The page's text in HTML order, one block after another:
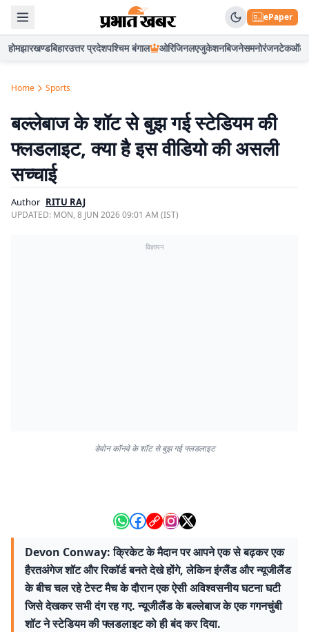
ePaper
होमझारखण्डबिहारउत्तर प्रदेशपश्चिम बंगाल ओरिजिनलएजुकेशनबिजनेसमनोरंजनटेकऑटो
Home Sports
बल्लेबाज के शॉट से बुझ गई स्टेडियम की
फ्लडलाइट, क्या है इस वीडियो की असली
सच्चाई
Author RITU RAJ
UPDATED: MON, 8 JUN 2026 09:01 AM (IST)
विज्ञापन
डेवोन कॉनवे के शॉट से बुझ गई फ्लडलाइट
Devon Conway: क्रिकेट के मैदान पर आपने एक से बढ़कर एक
हैरतअंगेज शॉट और रिकॉर्ड बनते देखे होंगे, लेकिन इंग्लैंड और न्यूजीलैंड
के बीच चल रहे टेस्ट मैच के दौरान एक ऐसी अविश्वसनीय घटना घटी
जिसे देखकर सभी दंग रह गए. न्यूजीलैंड के बल्लेबाज के एक गगनचुंबी
शॉट ने स्टेडियम की फ्लडलाइट को ही बंद कर दिया.